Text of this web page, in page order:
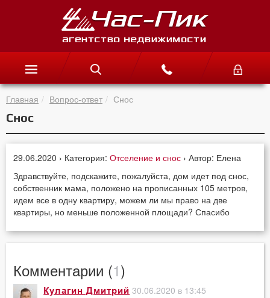
Главная Вопрос-ответ Снос
Снос
29.06.2020 › Категория:Отселение и снос › Автор: Елена
Здравствуйте, подскажите, пожалуйста, дом идет под снос,
собственник мама, положено на прописанных 105 метров,
идем все в одну квартиру, можем ли мы право на две
квартиры, но меньше положенной площади? Спасибо
Комментарии (1)
Кулагин Дмитрий 30.06.2020 в 13:45